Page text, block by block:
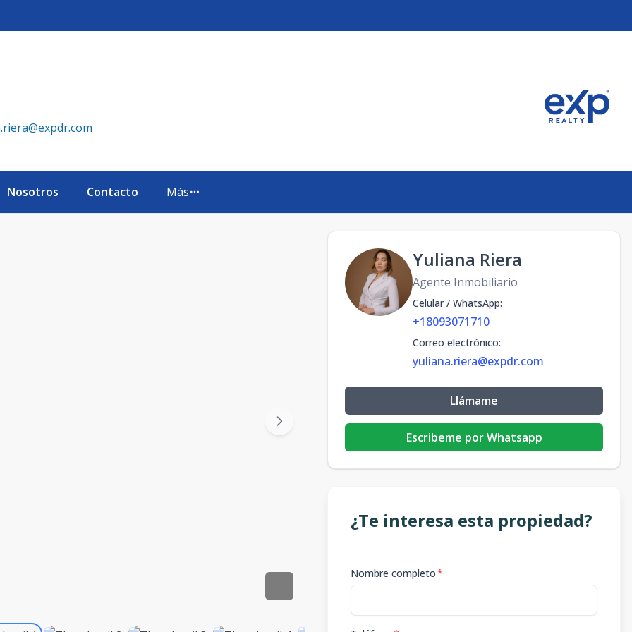
Nosotros Contacto Más
Yuliana Riera
Agente Inmobiliario
Celular / WhatsApp:
+18093071710
Correo electrónico:
yuliana.riera@expdr.com
Llámame
Escribeme por Whatsapp
¿Te interesa esta propiedad?
Nombre completo*
Dominicana